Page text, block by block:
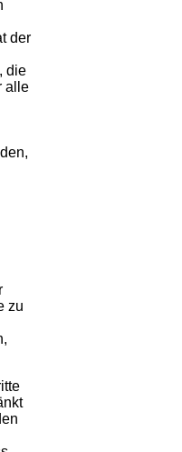
der
die
alle
zu